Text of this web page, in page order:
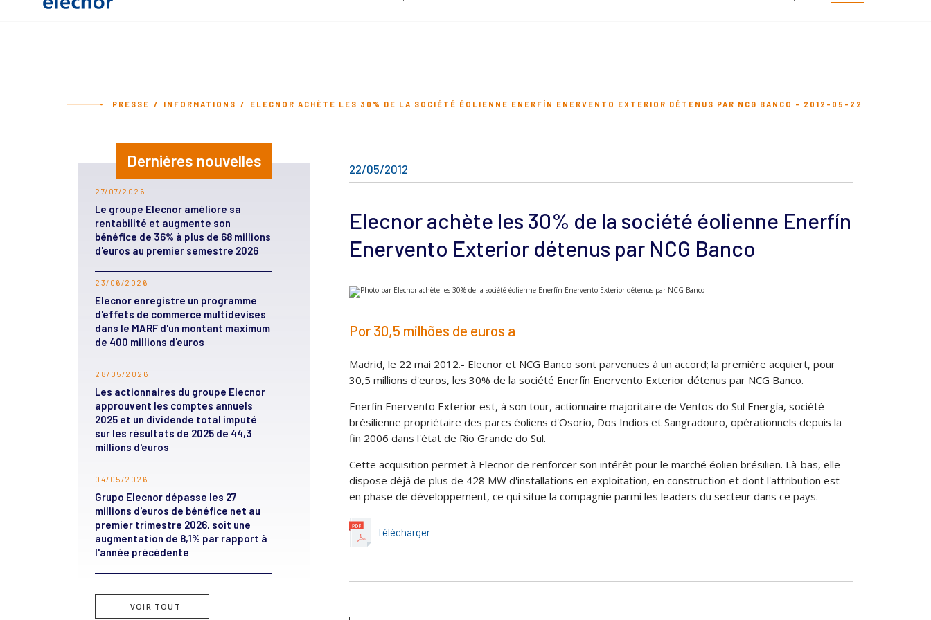
PRESSE INFORMATIONS ELECNOR ACHÈTE LES 30% DE LA SOCIÉTÉ ÉOLIENNE ENERFÍN ENERVENTO EXTERIOR DÉTENUS PAR NCG BANCO - 2012-05-22
Dernières nouvelles
27/07/2026
Le groupe Elecnor améliore sa
rentabilité et augmente son
bénéfice de 36% à plus de 68 millions
d'euros au premier semestre 2026
23/06/2026
Elecnor enregistre un programme
d'effets de commerce multidevises
dans le MARF d'un montant maximum
de 400 millions d'euros
28/05/2026
Les actionnaires du groupe Elecnor
approuvent les comptes annuels
2025 et un dividende total imputé
sur les résultats de 2025 de 44,3
millions d'euros
04/05/2026
Grupo Elecnor dépasse les 27
millions d'euros de bénéfice net au
premier trimestre 2026, soit une
augmentation de 8,1% par rapport à
l'année précédente
VOIR TOUT
22/05/2012
Elecnor achète les 30% de la société éolienne Enerfín
Enervento Exterior détenus par NCG Banco
Por 30,5 milhões de euros a
Madrid, le 22 mai 2012.- Elecnor et NCG Banco sont parvenues à un accord; la première acquiert, pour
30,5 millions d'euros, les 30% de la société Enerfín Enervento Exterior détenus par NCG Banco.
Enerfín Enervento Exterior est, à son tour, actionnaire majoritaire de Ventos do Sul Energía, société
brésilienne propriétaire des parcs éoliens d'Osorio, Dos Indios et Sangradouro, opérationnels depuis la
fin 2006 dans l'état de Río Grande do Sul.
Cette acquisition permet à Elecnor de renforcer son intérêt pour le marché éolien brésilien. Là-bas, elle
dispose déjà de plus de 428 MW d'installations en exploitation, en construction et dont l'attribution est
en phase de développement, ce qui situe la compagnie parmi les leaders du secteur dans ce pays.
Télécharger